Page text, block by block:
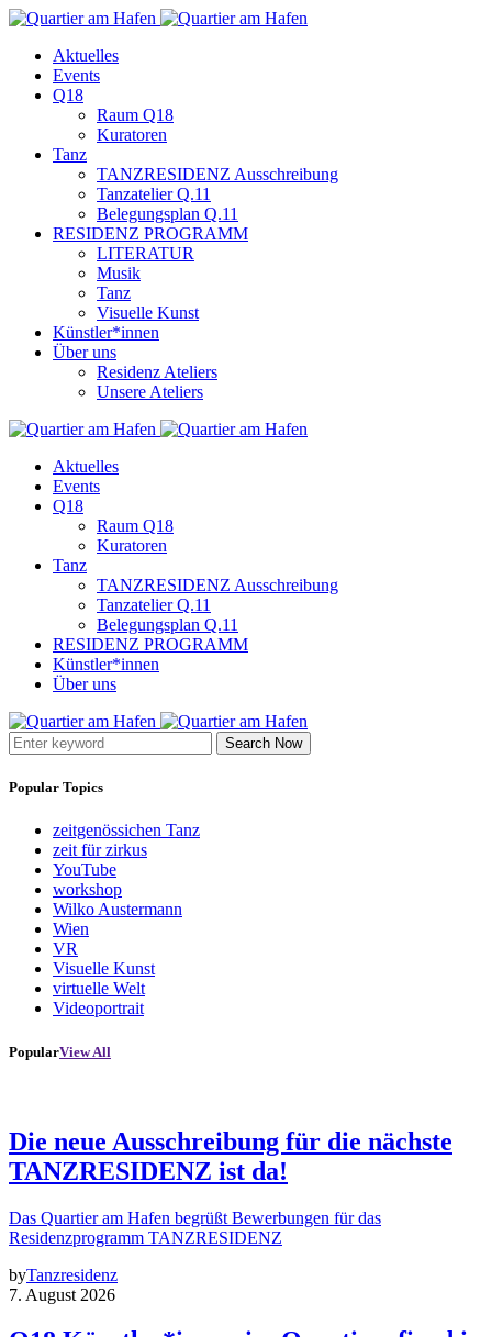
Aktuelles
Events
Q18
Raum Q18
Kuratoren
Tanz
TANZRESIDENZ Ausschreibung
Tanzatelier Q.11
Belegungsplan Q.11
RESIDENZ PROGRAMM
LITERATUR
Musik
Tanz
Visuelle Kunst
Künstler*innen
Über uns
Residenz Ateliers
Unsere Ateliers
Aktuelles
Events
Q18
Raum Q18
Kuratoren
Tanz
TANZRESIDENZ Ausschreibung
Tanzatelier Q.11
Belegungsplan Q.11
RESIDENZ PROGRAMM
Künstler*innen
Über uns
Search Now
Popular Topics
zeitgenössichen Tanz
zeit für zirkus
YouTube
workshop
Wilko Austermann
Wien
VR
Visuelle Kunst
virtuelle Welt
Videoportrait
PopularView All
Die neue Ausschreibung für die nächste
TANZRESIDENZ ist da!
Das Quartier am Hafen begrüßt Bewerbungen für das
Residenzprogramm TANZRESIDENZ
byTanzresidenz
7. August 2026